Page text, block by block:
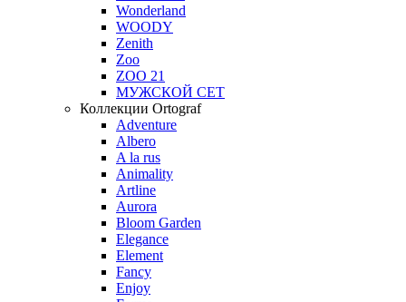
Wonderland
WOODY
Zenith
Zoo
ZOO 21
МУЖСКОЙ СЕТ
Коллекции Ortograf
Adventure
Albero
A la rus
Animality
Artline
Aurora
Bloom Garden
Elegance
Element
Fancy
Enjoy